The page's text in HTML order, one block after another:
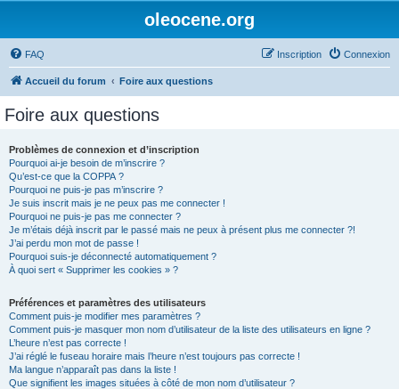
oleocene.org
FAQ Connexion
Inscription
Accueil du forum Foire aux questions
Foire aux questions
Problèmes de connexion et d’inscription
Pourquoi ai-je besoin de m’inscrire ?
Qu’est-ce que la COPPA ?
Pourquoi ne puis-je pas m’inscrire ?
Je suis inscrit mais je ne peux pas me connecter !
Pourquoi ne puis-je pas me connecter ?
Je m’étais déjà inscrit par le passé mais ne peux à présent plus me connecter ?!
J’ai perdu mon mot de passe !
Pourquoi suis-je déconnecté automatiquement ?
À quoi sert « Supprimer les cookies » ?
Préférences et paramètres des utilisateurs
Comment puis-je modifier mes paramètres ?
Comment puis-je masquer mon nom d’utilisateur de la liste des utilisateurs en ligne ?
L’heure n’est pas correcte !
J’ai réglé le fuseau horaire mais l’heure n’est toujours pas correcte !
Ma langue n’apparaît pas dans la liste !
Que signifient les images situées à côté de mon nom d’utilisateur ?